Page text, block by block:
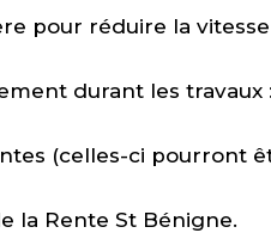
pour réduire la
durant les travaux
(celles-ci pourront
la Rente St Bénigne.